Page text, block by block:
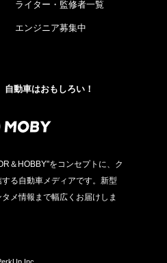
ライター・監修者一覧
エンジニア募集中
自動車はおもしろい！
＆HOBBY"をコンセプトに、ク
る自動車メディアです。新型
メ情報まで幅広くお届けしま